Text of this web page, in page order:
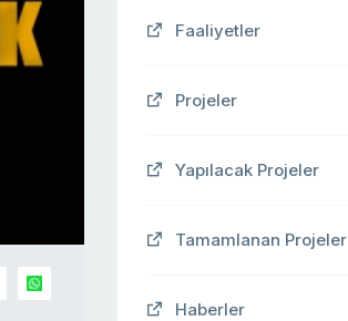
Faaliyetler
Projeler
Yapılacak Projeler
Tamamlanan Projeler
Haberler